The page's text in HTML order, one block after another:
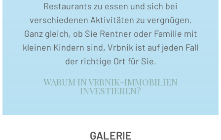
Restaurants zu essen und sich bei
verschiedenen Aktivitäten zu vergnügen.
Ganz gleich, ob Sie Rentner oder Familie mit
kleinen Kindern sind, Vrbnik ist auf jeden Fall
der richtige Ort für Sie.
WARUM IN VRBNIK-IMMOBILIEN
INVESTIEREN?
GALERIE